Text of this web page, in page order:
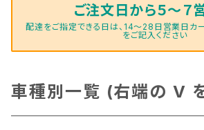
ご注文日から５～７
配達をご指定できる日は、14～28日営業日カ
をご記入ください
車種別一覧 (右端の V